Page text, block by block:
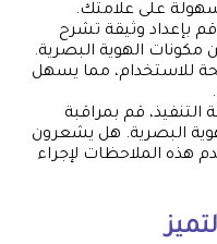
على علامتك.
بإعداد وثيقة تشرح
الهوية البصرية.
للاستخدام، مما يسهل
التنفيذ، قم بمراقبة
البصرية. هل يشعرون
هذه الملاحظات لإجراء